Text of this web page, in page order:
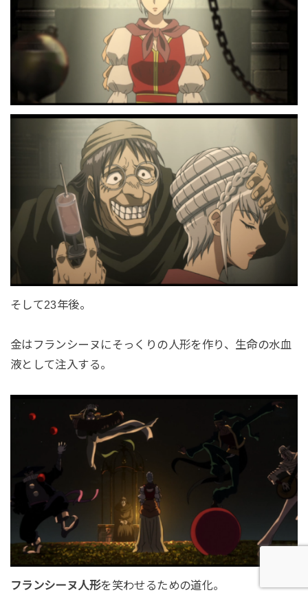
そして23年後。
金はフランシーヌにそっくりの人形を作り、生命の水血
液として注入する。
フランシーヌ人形を笑わせるための道化。